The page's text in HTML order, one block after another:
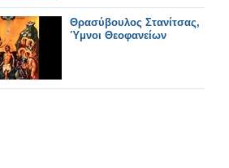
Θρασύβουλος Στανίτσας,
Ύμνοι Θεοφανείων